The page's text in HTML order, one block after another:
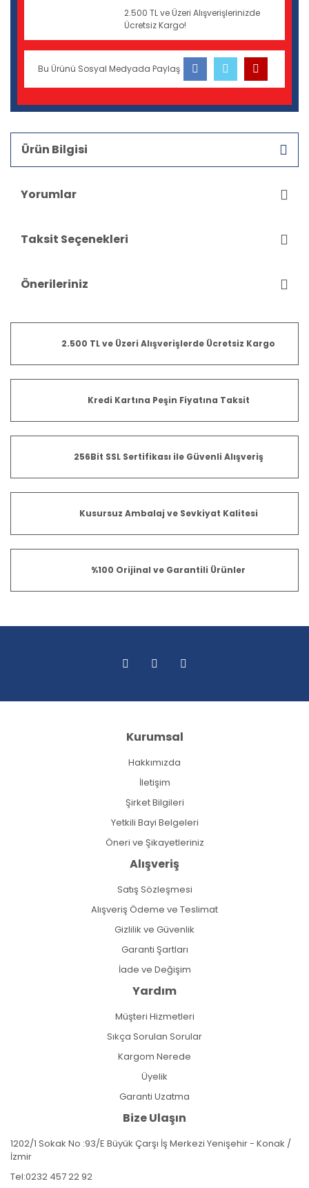
2.500 TL ve Üzeri Alışverişlerinizde
Ücretsiz Kargo!
Bu Ürünü Sosyal Medyada Paylaş
Ürün Bilgisi
Yorumlar
Taksit Seçenekleri
Önerileriniz
2.500 TL ve Üzeri Alışverişlerde Ücretsiz Kargo
Kredi Kartına Peşin Fiyatına Taksit
256Bit SSL Sertifikası ile Güvenli Alışveriş
Kusursuz Ambalaj ve Sevkiyat Kalitesi
%100 Orijinal ve Garantili Ürünler
Kurumsal
Hakkımızda
İletişim
Şirket Bilgileri
Yetkili Bayi Belgeleri
Öneri ve Şikayetleriniz
Alışveriş
Satış Sözleşmesi
Alışveriş Ödeme ve Teslimat
Gizlilik ve Güvenlik
Garanti Şartları
İade ve Değişim
Yardım
Müşteri Hizmetleri
Sıkça Sorulan Sorular
Kargom Nerede
Üyelik
Garanti Uzatma
Bize Ulaşın
1202/1 Sokak No :93/E Büyük Çarşı İş Merkezi Yenişehir - Konak /
İzmir
Tel:0232 457 22 92